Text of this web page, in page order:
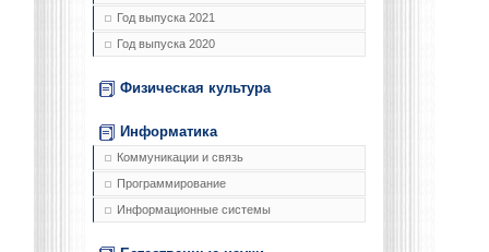
Год выпуска 2021
Год выпуска 2020
Физическая культура
Информатика
Коммуникации и связь
Программирование
Информационные системы